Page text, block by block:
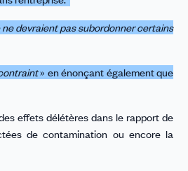
devraient pas subordonner certains
» en énonçant également que
effets délétères dans le rapport de
de contamination ou encore la